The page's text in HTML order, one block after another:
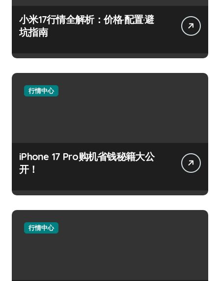
小米17行情全解析：价格·配置·避
坑指南
行情中心
iPhone 17 Pro购机省钱秘籍大公
开！
行情中心